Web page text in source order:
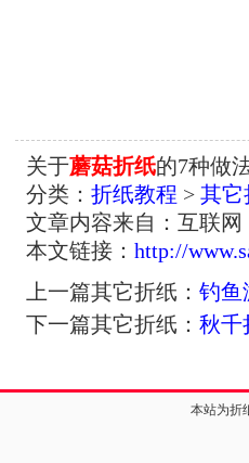
关于蘑菇折纸的7种做
分类： 折纸教程 > 其它
文章内容来自：互联
本文链接： http://
上一篇其它折纸： 钓鱼
下一篇其它折纸： 秋千
本站为折